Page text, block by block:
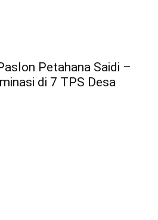
Petahana Saidi –
di 7 TPS Desa